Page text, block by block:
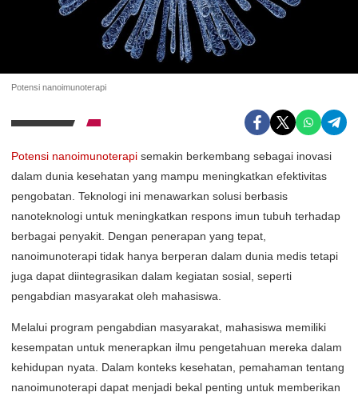
Potensi nanoimunoterapi
Potensi nanoimunoterapi semakin berkembang sebagai inovasi
dalam dunia kesehatan yang mampu meningkatkan efektivitas
pengobatan. Teknologi ini menawarkan solusi berbasis
nanoteknologi untuk meningkatkan respons imun tubuh terhadap
berbagai penyakit. Dengan penerapan yang tepat,
nanoimunoterapi tidak hanya berperan dalam dunia medis tetapi
juga dapat diintegrasikan dalam kegiatan sosial, seperti
pengabdian masyarakat oleh mahasiswa.
Melalui program pengabdian masyarakat, mahasiswa memiliki
kesempatan untuk menerapkan ilmu pengetahuan mereka dalam
kehidupan nyata. Dalam konteks kesehatan, pemahaman tentang
nanoimunoterapi dapat menjadi bekal penting untuk memberikan